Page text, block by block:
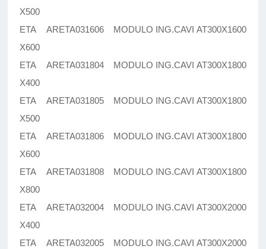
X500
ETA ARETA031606 MODULO ING.CAVI AT300X1600
X600
ETA ARETA031804 MODULO ING.CAVI AT300X1800
X400
ETA ARETA031805 MODULO ING.CAVI AT300X1800
X500
ETA ARETA031806 MODULO ING.CAVI AT300X1800
X600
ETA ARETA031808 MODULO ING.CAVI AT300X1800
X800
ETA ARETA032004 MODULO ING.CAVI AT300X2000
X400
ETA ARETA032005 MODULO ING.CAVI AT300X2000